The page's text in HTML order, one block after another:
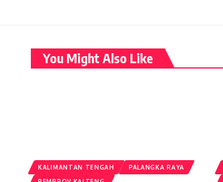
You Might Also Like
KALIMANTAN TENGAH
PALANGKA RAYA